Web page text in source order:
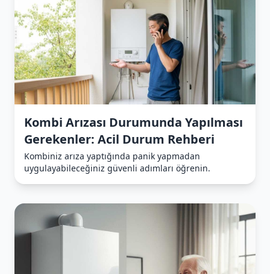
Kombi Arızası Durumunda Yapılması
Gerekenler: Acil Durum Rehberi
Kombiniz arıza yaptığında panik yapmadan
uygulayabileceğiniz güvenli adımları öğrenin.